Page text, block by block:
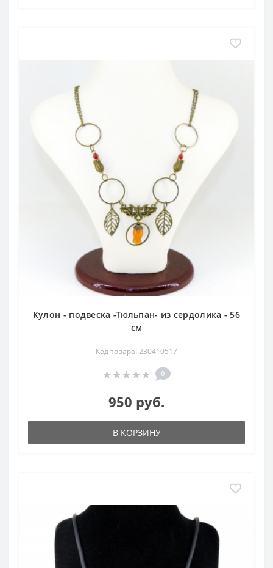
Кулон - подвеска -Тюльпан- из сердолика - 56
см
Код товара: 230410517
0
950 руб.
В КОРЗИНУ